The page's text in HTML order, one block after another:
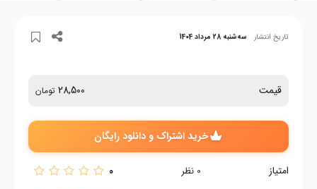
تاریخ انتشار سه‌شنبه 28 مرداد 1404
قیمت 28,500 تومان
خرید اشتراک و دانلود رایگان
امتیاز 0 نظر 0